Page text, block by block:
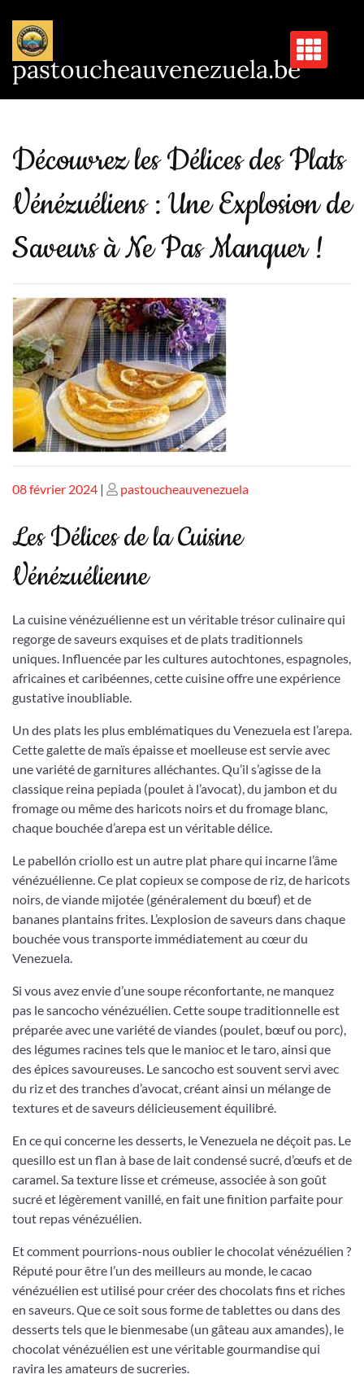
contenu
pastoucheauvenezuela.be
Découvrez les Délices des Plats
Vénézuéliens : Une Explosion de
Saveurs à Ne Pas Manquer !
Publié
08 février 2024 | Publié
pastoucheauvenezuela
Les Délices de la Cuisine
Vénézuélienne
La cuisine vénézuélienne est un véritable trésor culinaire qui
regorge de saveurs exquises et de plats traditionnels
uniques. Influencée par les cultures autochtones, espagnoles,
africaines et caribéennes, cette cuisine offre une expérience
gustative inoubliable.
Un des plats les plus emblématiques du Venezuela est l’arepa.
Cette galette de maïs épaisse et moelleuse est servie avec
une variété de garnitures alléchantes. Qu’il s’agisse de la
classique reina pepiada (poulet à l’avocat), du jambon et du
fromage ou même des haricots noirs et du fromage blanc,
chaque bouchée d’arepa est un véritable délice.
Le pabellón criollo est un autre plat phare qui incarne l’âme
vénézuélienne. Ce plat copieux se compose de riz, de haricots
noirs, de viande mijotée (généralement du bœuf) et de
bananes plantains frites. L’explosion de saveurs dans chaque
bouchée vous transporte immédiatement au cœur du
Venezuela.
Si vous avez envie d’une soupe réconfortante, ne manquez
pas le sancocho vénézuélien. Cette soupe traditionnelle est
préparée avec une variété de viandes (poulet, bœuf ou porc),
des légumes racines tels que le manioc et le taro, ainsi que
des épices savoureuses. Le sancocho est souvent servi avec
du riz et des tranches d’avocat, créant ainsi un mélange de
textures et de saveurs délicieusement équilibré.
En ce qui concerne les desserts, le Venezuela ne déçoit pas. Le
quesillo est un flan à base de lait condensé sucré, d’œufs et de
caramel. Sa texture lisse et crémeuse, associée à son goût
sucré et légèrement vanillé, en fait une finition parfaite pour
tout repas vénézuélien.
Et comment pourrions-nous oublier le chocolat vénézuélien ?
Réputé pour être l’un des meilleurs au monde, le cacao
vénézuélien est utilisé pour créer des chocolats fins et riches
en saveurs. Que ce soit sous forme de tablettes ou dans des
desserts tels que le bienmesabe (un gâteau aux amandes), le
chocolat vénézuélien est une véritable gourmandise qui
ravira les amateurs de sucreries.